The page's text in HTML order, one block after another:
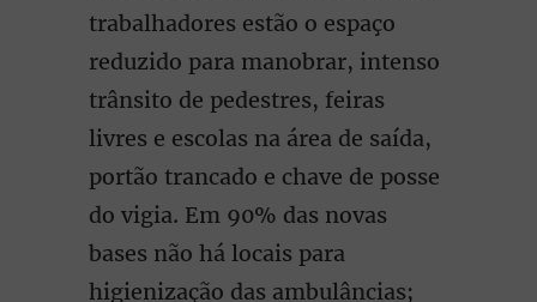
trabalhadores estão o espaço
reduzido para manobrar, intenso
trânsito de pedestres, feiras
livres e escolas na área de saída,
portão trancado e chave de posse
do vigia. Em 90% das novas
bases não há locais para
higienização das ambulâncias;